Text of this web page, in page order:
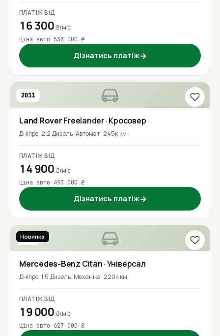
ПЛАТІЖ ВІД
16 300 ₴/міс
Ціна авто 538 000 ₴
Дізнатись платіж→
2011
Land RoverFreelander· Кросовер
Дніпро 2.2 Дизель Автомат 245к км
ПЛАТІЖ ВІД
14 900 ₴/міс
Ціна авто 493 000 ₴
Дізнатись платіж→
2017
Новинка
Mercedes-Benz Citan· Універсал
Дніпро 1.5 Дизель Механіка 220к км
ПЛАТІЖ ВІД
19 000 ₴/міс
Ціна авто 627 000 ₴